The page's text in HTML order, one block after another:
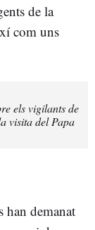
de la
com uns
els vigilants de
visita del Papa
han demanat